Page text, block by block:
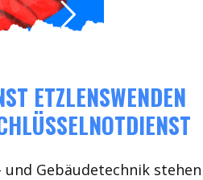
ETZLENSWENDEN
und Gebäudetechnik stehen